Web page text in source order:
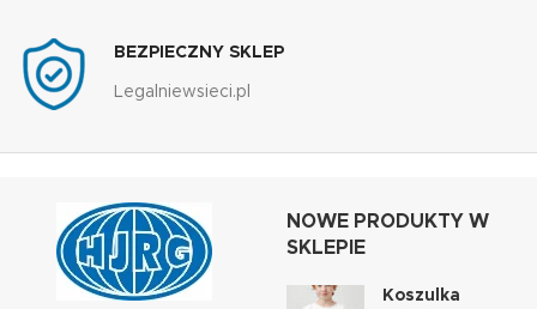
BEZPIECZNY SKLEP
Legalniewsieci.pl
NOWE PRODUKTY W
SKLEPIE
Koszulka